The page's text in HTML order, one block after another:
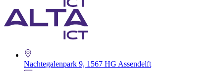
Nachtegalenpark 9, 1567 HG Assendelft